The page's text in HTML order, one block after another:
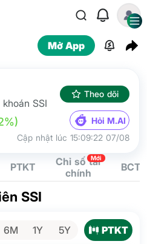
Mở App
SSI
Theo dõi
Hỏi M.AI
Cập nhật lúc 15:09:22 07/08
PTKT
Chỉ số tài
chính
Mới
BCTC
SSI
6M 1Y 5Y PTKT